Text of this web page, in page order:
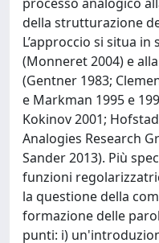
della strutturazione
L’approccio si situa
(Monneret 2004) e
(Gentner 1983;
e Markman 1995 e
Kokinov 2001;
Analogies Research
Sander 2013). Più
funzioni
la questione della
formazione delle
punti: i)